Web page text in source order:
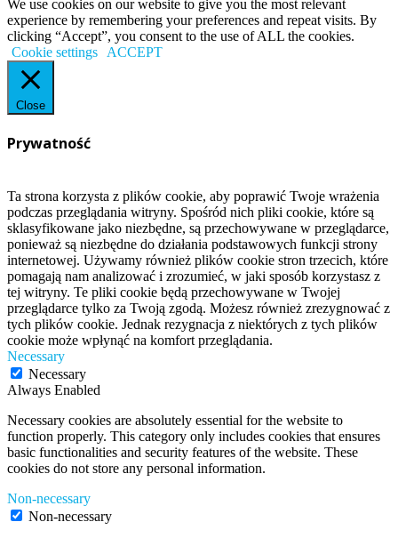
We use cookies on our website to give you the most relevant
experience by remembering your preferences and repeat visits. By
clicking “Accept”, you consent to the use of ALL the cookies.
Cookie settings
ACCEPT
Close
Prywatność
Ta strona korzysta z plików cookie, aby poprawić Twoje wrażenia
podczas przeglądania witryny. Spośród nich pliki cookie, które są
sklasyfikowane jako niezbędne, są przechowywane w przeglądarce,
ponieważ są niezbędne do działania podstawowych funkcji strony
internetowej. Używamy również plików cookie stron trzecich, które
pomagają nam analizować i zrozumieć, w jaki sposób korzystasz z
tej witryny. Te pliki cookie będą przechowywane w Twojej
przeglądarce tylko za Twoją zgodą. Możesz również zrezygnować z
tych plików cookie. Jednak rezygnacja z niektórych z tych plików
cookie może wpłynąć na komfort przeglądania.
Necessary
Necessary
Always Enabled
Necessary cookies are absolutely essential for the website to
function properly. This category only includes cookies that ensures
basic functionalities and security features of the website. These
cookies do not store any personal information.
Non-necessary
Non-necessary